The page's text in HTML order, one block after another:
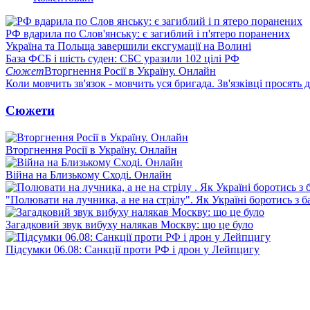
РФ вдарила по Слов'янську: є загиблий і п'ятеро поранених
Україна та Польща завершили ексгумації на Волині
База ФСБ і шість суден: СБС уразили 102 цілі РФ
СюжетВторгнення Росії в Україну. Онлайн
Коли мовчить зв'язок - мовчить уся бригада. Зв'язківці просять
Сюжети
Вторгнення Росії в Україну. Онлайн
Війна на Близькому Сході. Онлайн
"Полювати на лучника, а не на стрілу". Як Україні боротись з
Загадковий звук вибуху налякав Москву: що це було
Підсумки 06.08: Санкції проти РФ і дрон у Лейпцигу